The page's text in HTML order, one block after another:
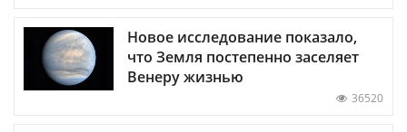
Новое исследование показало,
что Земля постепенно заселяет
Венеру жизнью
36520